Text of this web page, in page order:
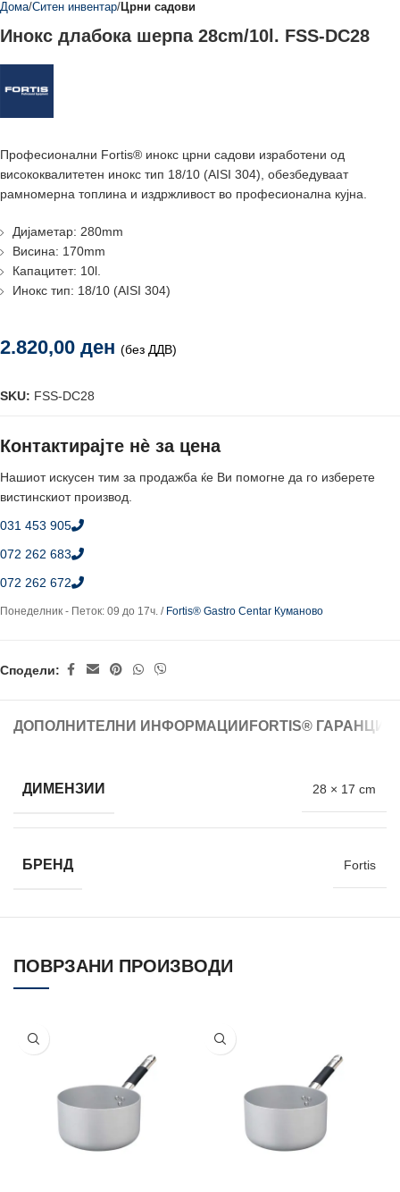
Дома Ситен инвентар Црни садови
Инокс длабока шерпа 28cm/10l. FSS-DC28
Професионални Fortis® инокс црни садови изработени од
висококвалитетен инокс тип 18/10 (AISI 304), обезбедуваат
рамномерна топлина и издржливост во професионална кујна.
Дијаметар: 280mm
Висина: 170mm
Капацитет: 10l.
Инокс тип: 18/10 (AISI 304)
2.820,00 ден (без ДДВ)
SKU: FSS-DC28
Контактирајте нè за цена
Нашиот искусен тим за продажба ќе Ви помогне да го изберете
вистинскиот производ.
031 453 905
072 262 683
072 262 672
Понеделник - Петок: 09 до 17ч. / Fortis® Gastro Centar Куманово
Сподели:
ДОПОЛНИТЕЛНИ ИНФОРМАЦИИ FORTIS®
ДИМЕНЗИИ 28 × 17 cm
БРЕНД Fortis
ПОВРЗАНИ ПРОИЗВОДИ